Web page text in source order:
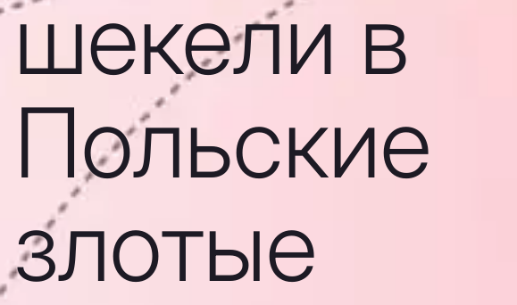
шекели в
Польские
злотые